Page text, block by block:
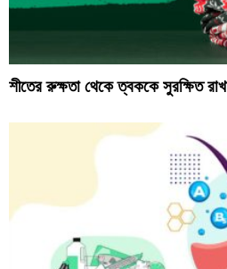
শীতের রুক্ষতা থেকে ত্বককে সুরক্ষিত